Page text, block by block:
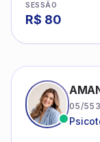
SESSÃO
R$ 80
05/